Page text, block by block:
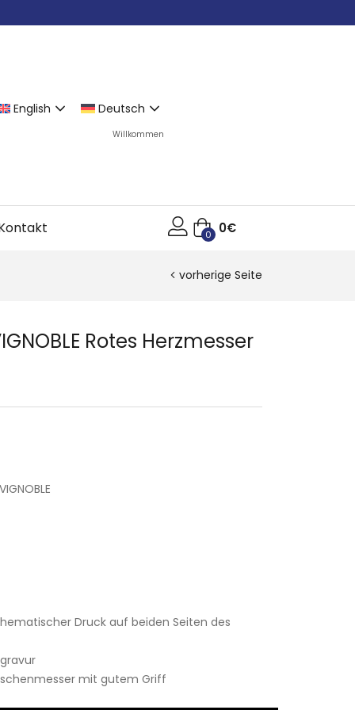
English Deutsch
Willkommen
0 0€
vorherige Seite
Rotes Herzmesser
Druck auf beiden Seiten des
mit gutem Griff